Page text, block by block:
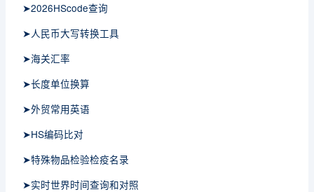
➤2026HScode查询
➤人民币大写转换工具
➤海关汇率
➤长度单位换算
➤外贸常用英语
➤HS编码比对
➤特殊物品检验检疫名录
➤实时世界时间查询和对照